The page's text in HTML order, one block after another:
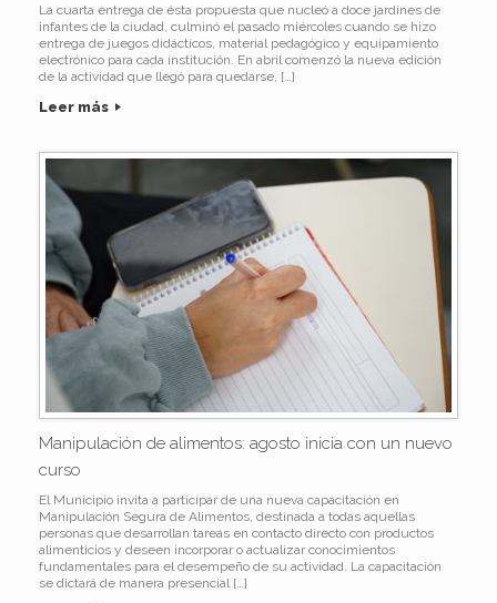
La cuarta entrega de ésta propuesta que nucleó a doce jardines de
infantes de la ciudad, culminó el pasado miércoles cuando se hizo
entrega de juegos didácticos, material pedagógico y equipamiento
electrónico para cada institución. En abril comenzó la nueva edición
de la actividad que llegó para quedarse, […]
Leer más
Manipulación de alimentos: agosto inicia con un nuevo
curso
El Municipio invita a participar de una nueva capacitación en
Manipulación Segura de Alimentos, destinada a todas aquellas
personas que desarrollan tareas en contacto directo con productos
alimenticios y deseen incorporar o actualizar conocimientos
fundamentales para el desempeño de su actividad. La capacitación
se dictará de manera presencial […]